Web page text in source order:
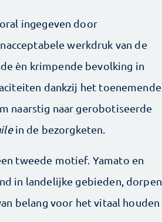
ingegeven door
werkdruk van de
èn krimpende bevolking in
dankzij het toenemende
naarstig naar gerobotiseerde
in de bezorgketen.
tweede motief. Yamato en
in landelijke gebieden, dorpen
belang voor het vitaal houden